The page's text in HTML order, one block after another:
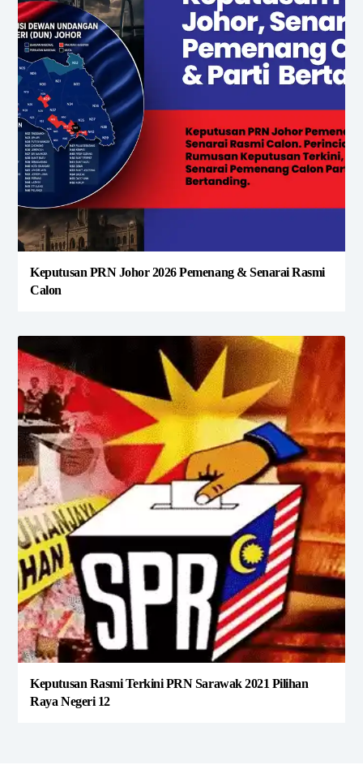
Keputusan PRN Johor 2026 Pemenang & Senarai Rasmi
Calon
Keputusan Rasmi Terkini PRN Sarawak 2021 Pilihan
Raya Negeri 12